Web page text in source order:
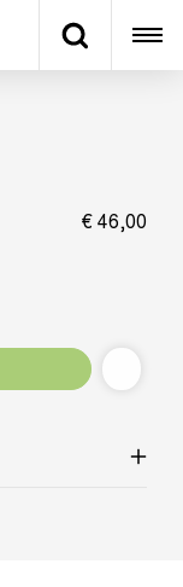
€ 46,00